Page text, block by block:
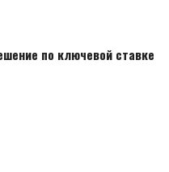
по ключевой ставке